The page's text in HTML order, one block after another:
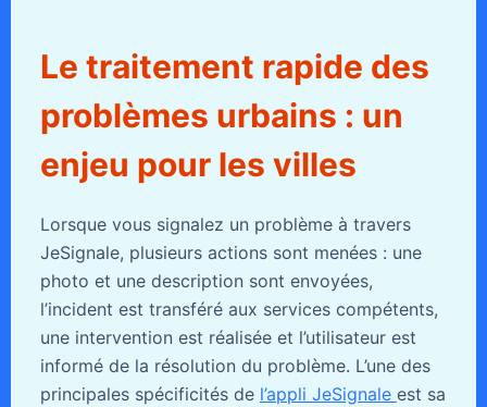
Le traitement rapide des
problèmes urbains : un
enjeu pour les villes
Lorsque vous signalez un problème à travers
JeSignale, plusieurs actions sont menées : une
photo et une description sont envoyées,
l’incident est transféré aux services compétents,
une intervention est réalisée et l’utilisateur est
informé de la résolution du problème. L’une des
principales spécificités de l’appli JeSignale est sa